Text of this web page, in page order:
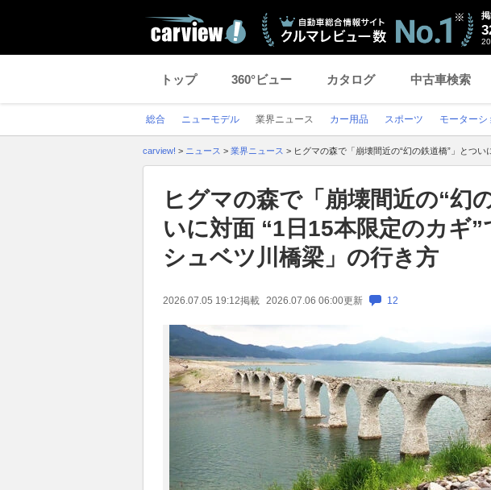
トップ 360°ビュー カタログ 中古車検索
総合 ニューモデル 業界ニュース カー用品 スポーツ モーターシ
carview! > ニュース > 業界ニュース > ヒグマの森で「崩壊間近の“幻の鉄道橋”」とつ
ヒグマの森で「崩壊間近の“幻
いに対面 “1日15本限定のカギ
シュベツ川橋梁」の行き方
2026.07.05 19:12掲載 2026.07.06 06:00更新 12